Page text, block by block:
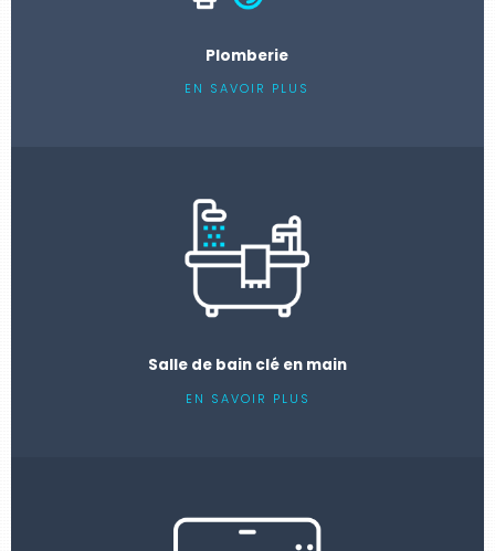
Plomberie
EN SAVOIR PLUS
Salle de bain clé en main
EN SAVOIR PLUS